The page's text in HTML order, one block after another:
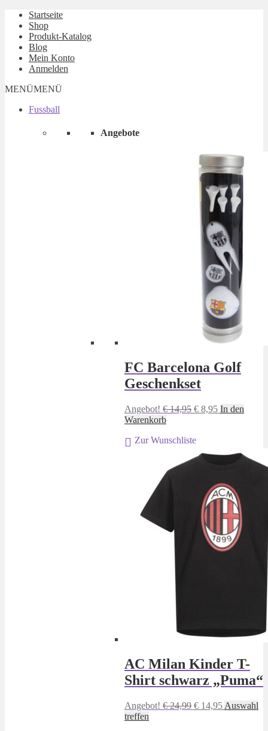
Startseite
Shop
Produkt-Katalog
Blog
Mein Konto
Anmelden
MENÜMENÜ
Fussball
Angebote
FC Barcelona Golf
Geschenkset
Angebot! €14,95 Ursprünglicher
€ 14,95
€ 8,95Aktueller
In den
Warenkorb
Zur Wunschliste
AC Milan Kinder T-
Shirt schwarz „Puma“
Angebot! €24,99 Ursprünglicher
€ 14,95Aktueller
Auswahl
treffen